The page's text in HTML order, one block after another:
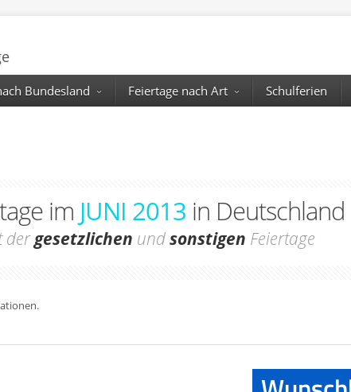
Bundesland Feiertage nach Art Schulferien
im JUNI 2013 in Deutschland
dergesetzlichen undsonstigen Feiertage